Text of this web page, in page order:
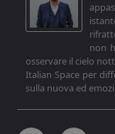
non
osservare il cielo
Italian Space per
sulla nuova ed